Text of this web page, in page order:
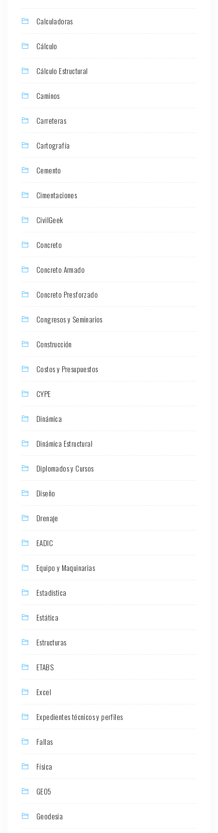
Calculadoras
Cálculo
Cálculo Estructural
Caminos
Carreteras
Cartografía
Cemento
Cimentaciones
CivilGeek
Concreto
Concreto Armado
Concreto Presforzado
Congresos y Seminarios
Construcción
Costos y Presupuestos
CYPE
Dinámica
Dinámica Estructural
Diplomados y Cursos
Diseño
Drenaje
EADIC
Equipo y Maquinarias
Estadística
Estática
Estructuras
ETABS
Excel
Expedientes técnicos y perfiles
Fallas
Física
GEO5
Geodesia